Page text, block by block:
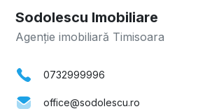
Sodolescu Imobiliare
Agenție imobiliară Timisoara
0732999996
office@sodolescu.ro